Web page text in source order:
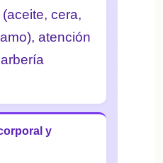
cera,
atención
y